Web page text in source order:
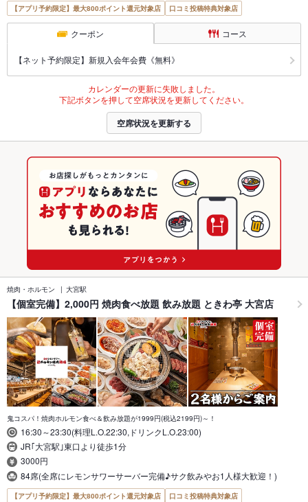
【アプリ予約限定】最大800ポイント還元対象店 口コミ投稿特典対象店
クーポン コース
【ネット予約限定】新規入会年会費《無料》
カレンダーの更新に失敗しました。
下記ボタンを押して空席状況を更新してください。
空席状況を更新する
焼肉・ホルモン 大宮駅
【個室完備】2,000円 焼肉食べ放題 飲み放題 ときわ亭 大宮店
鬼コスパ！焼肉ホルモン食べ＆飲み放題が1999円(税込2199円)～！
16:30～23:30(料理L.O.22:30,ドリンクL.O.23:00)
JR｢大宮駅｣東口より徒歩1分
3000円
84席(全席にレモンサワーサーバー完備♪サク飲みやお1人様大歓迎！)
【アプリ予約限定】最大800ポイント還元対象店 口コミ投稿特典対象店